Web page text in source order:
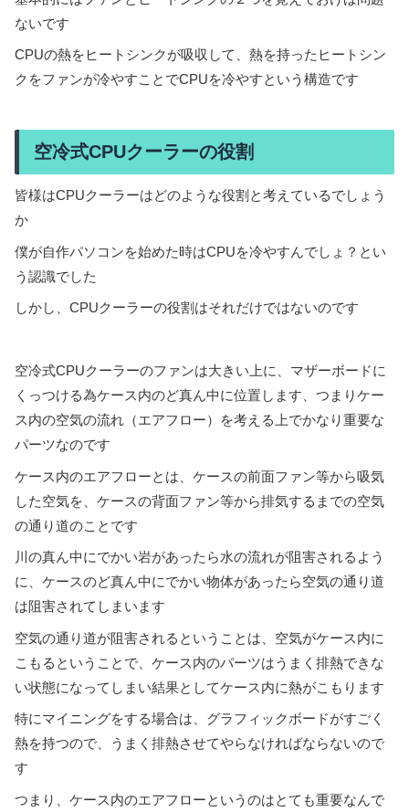
ないです
CPUの熱をヒートシンクが吸収して、熱を持ったヒートシン
クをファンが冷やすことでCPUを冷やすという構造です
空冷式CPUクーラーの役割
皆様はCPUクーラーはどのような役割と考えているでしょう
か
僕が自作パソコンを始めた時はCPUを冷やすんでしょ？とい
う認識でした
しかし、CPUクーラーの役割はそれだけではないのです
空冷式CPUクーラーのファンは大きい上に、マザーボードに
くっつける為ケース内のど真ん中に位置します、つまりケー
ス内の空気の流れ（エアフロー）を考える上でかなり重要な
パーツなのです
ケース内のエアフローとは、ケースの前面ファン等から吸気
した空気を、ケースの背面ファン等から排気するまでの空気
の通り道のことです
川の真ん中にでかい岩があったら水の流れが阻害されるよう
に、ケースのど真ん中にでかい物体があったら空気の通り道
は阻害されてしまいます
空気の通り道が阻害されるということは、空気がケース内に
こもるということで、ケース内のパーツはうまく排熱できな
い状態になってしまい結果としてケース内に熱がこもります
特にマイニングをする場合は、グラフィックボードがすごく
熱を持つので、うまく排熱させてやらなければならないので
す
つまり、ケース内のエアフローというのはとても重要なんで